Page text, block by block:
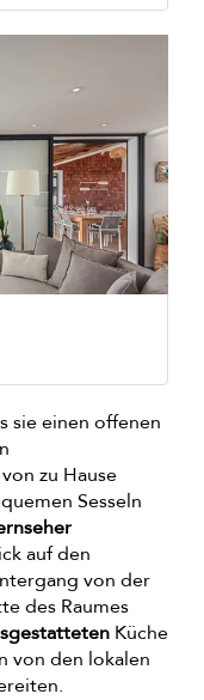
sie einen offenen
zu Hause
Sesseln
auf den
von der
des Raumes
Küche
von den lokalen